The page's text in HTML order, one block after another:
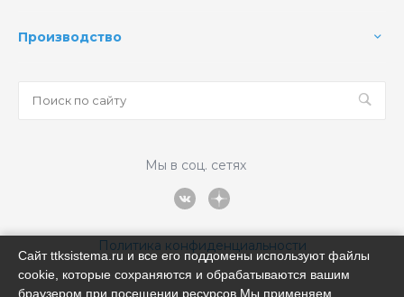
Производство
Мы в соц. сетях
Политика конфиденциальности
Сайт ttksistema.ru и все его поддомены используют файлы
cookie, которые сохраняются и обрабатываются вашим
браузером при посещении ресурсов.Мы применяем